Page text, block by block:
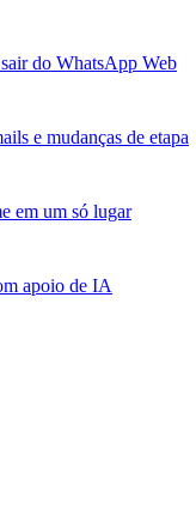
do WhatsApp Web
e mudanças de etapa
em um só lugar
apoio de IA